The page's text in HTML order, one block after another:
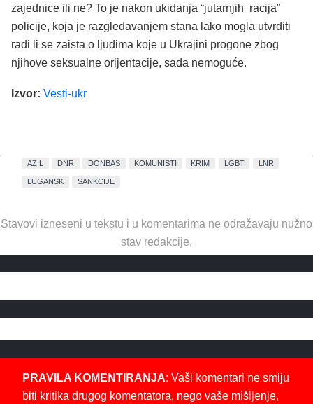
zajednice ili ne? To je nakon ukidanja “jutarnjih racija”
policije, koja je razgledavanjem stana lako mogla utvrditi
radi li se zaista o ljudima koje u Ukrajini progone zbog
njihove seksualne orijentacije, sada nemoguće.
Izvor: Vesti-ukr
AZIL DNR DONBAS KOMUNISTI KRIM LGBT LNR
LUGANSK SANKCIJE
Stavovi izneseni u tekstu i u komentarima ne odražavaju nužno
stav redakcije.
PRAVILA KOMENTIRANJA: Vaši komentari ne smiju
biti kritika drugog komentatora, nego vaše mišljenje,